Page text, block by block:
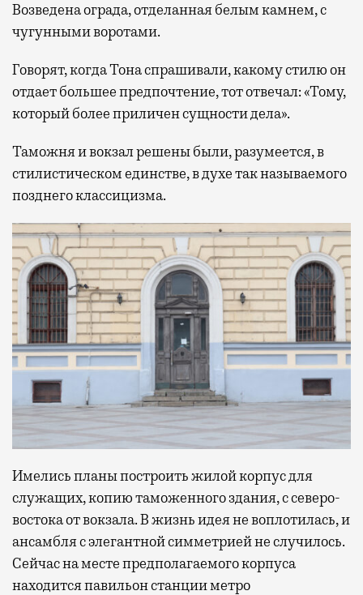
Возведена ограда, отделанная белым камнем, с
чугунными воротами.
Говорят, когда Тона спрашивали, какому стилю он
отдает большее предпочтение, тот отвечал: «Тому,
который более приличен сущности дела».
Таможня и вокзал решены были, разумеется, в
стилистическом единстве, в духе так называемого
позднего классицизма.
Имелись планы построить жилой корпус для
служащих, копию таможенного здания, с северо-
востока от вокзала. В жизнь идея не воплотилась, и
ансамбля с элегантной симметрией не случилось.
Сейчас на месте предполагаемого корпуса
находится павильон станции метро